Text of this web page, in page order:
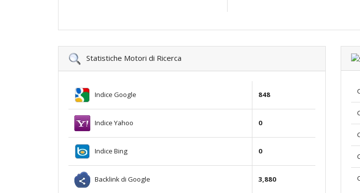
Statistiche Motori di Ricerca
Indice Google 848
Indice Yahoo 0
Indice Bing 0
Backlink di Google 3,880